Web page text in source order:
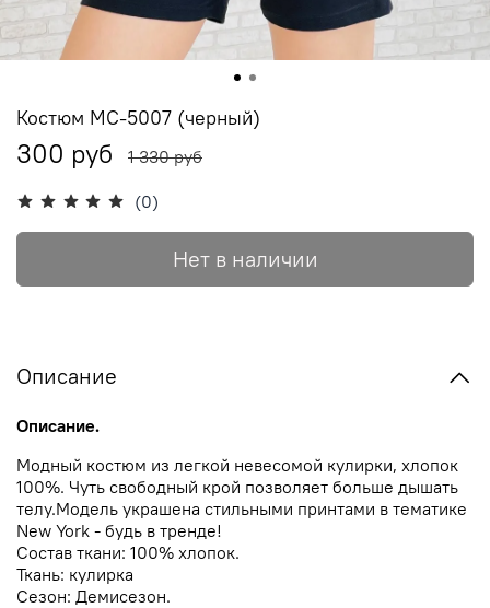
(0)
Костюм МС-5007 (черный)
300 руб 1 330 руб
Нет в наличии
Описание
Описание.
Модный костюм из легкой невесомой кулирки, хлопок
100%. Чуть свободный крой позволяет больше дышать
телу.Модель украшена стильными принтами в тематике
New York - будь в тренде!
Cостав ткани: 100% хлопок.
Ткань: кулирка
Сезон: Демисезон.